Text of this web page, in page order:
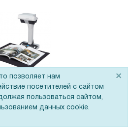
ScanSnap SV600
позволяет нам
посетителей с сайтом
пользоваться сайтом,
данных cookie.
×